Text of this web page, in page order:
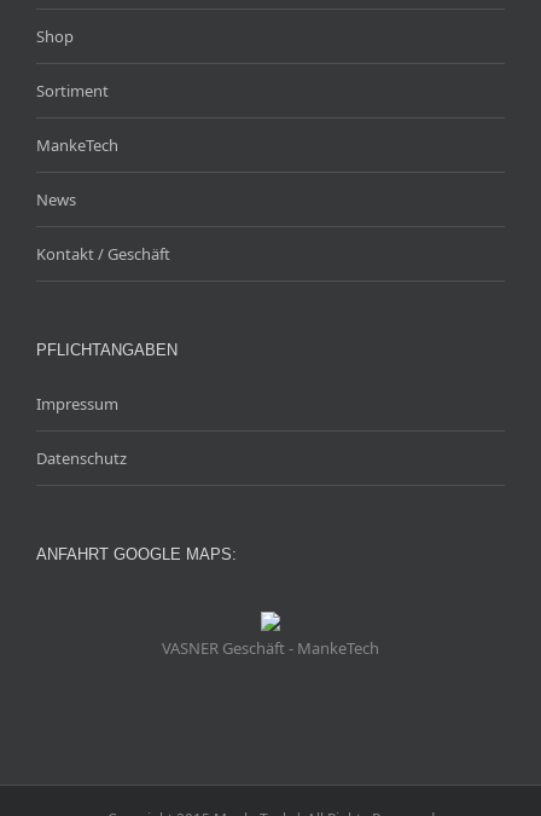
Shop
Sortiment
MankeTech
News
Kontakt / Geschäft
PFLICHTANGABEN
Impressum
Datenschutz
ANFAHRT GOOGLE MAPS:
VASNER Geschäft - MankeTech